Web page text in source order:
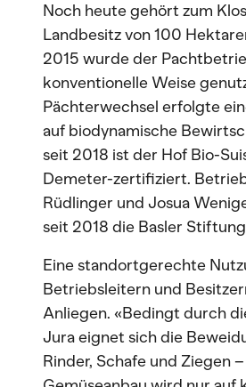
Noch heute gehört zum
Landbesitz von 100
2015 wurde der
konventionelle Weise
Pächterwechsel erfolgte
auf biodynamische
seit 2018 ist der Hof Bio-
Demeter-zertifiziert.
Rüdlinger und Josua
seit 2018 die Basler
Eine standortgerechte
Betriebsleitern und
Anliegen. «Bedingt durch
Jura eignet sich die
Rinder, Schafe und Ziegen